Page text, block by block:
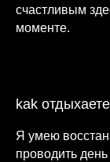
счастливым
моменте.
kak
Я умею
проводить